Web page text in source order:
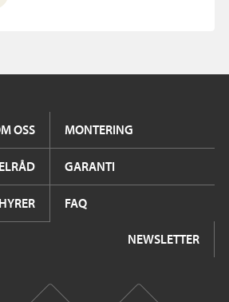
OSS MONTERING
GARANTI
FAQ
NEWSLETTER